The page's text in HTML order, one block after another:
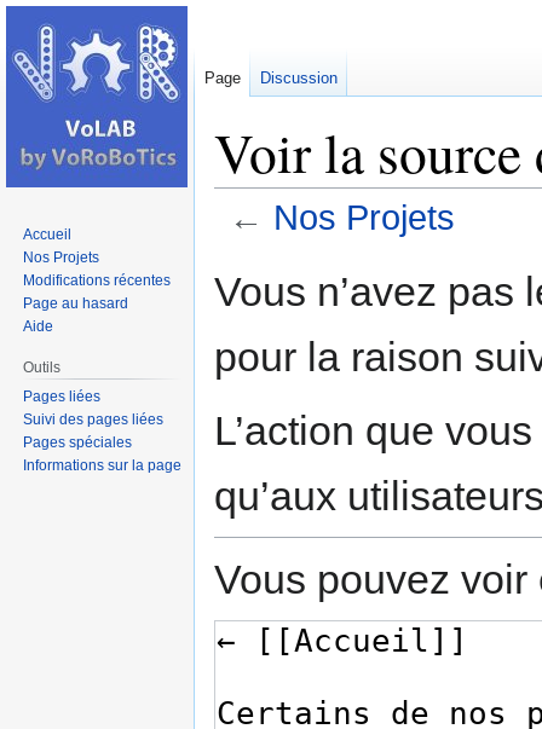
Voir la source
← Nos Projets
à
navigation
à
recherche
Vous n’avez pas
pour la raison
L’action que
qu’aux
Vous pouvez
Page Discussion
Accueil
Nos Projets
Modifications récentes
Page au hasard
Aide
Outils
Pages liées
Suivi des pages liées
Pages spéciales
Informations sur la page